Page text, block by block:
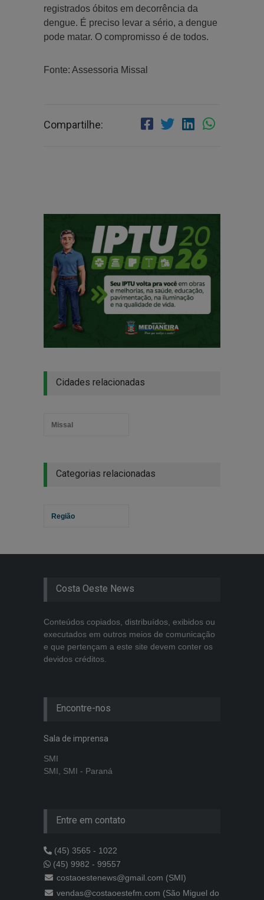
registrados óbitos em decorrência da
dengue. É preciso levar a sério, a dengue
pode matar. O compromisso é de todos.
Fonte: Assessoria Missal
Compartilhe:
Cidades relacionadas
Missal
Categorias relacionadas
Região
Costa Oeste News
Conteúdos copiados, distribuídos, exibidos ou
executados em outros meios de comunicação
e que pertençam a este site devem conter os
devidos créditos.
Encontre-nos
Sala de imprensa
SMI
SMI, SMI - Paraná
Entre em contato
(45) 3565 - 1022
(45) 9982 - 99557
costaoestenews@gmail.com (SMI)
vendas@costaoestefm.com (São Miguel do